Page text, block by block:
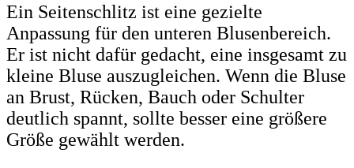
Ein Seitenschlitz ist eine gezielte
Anpassung für den unteren Blusenbereich.
Er ist nicht dafür gedacht, eine insgesamt zu
kleine Bluse auszugleichen. Wenn die Bluse
an Brust, Rücken, Bauch oder Schulter
deutlich spannt, sollte besser eine größere
Größe gewählt werden.